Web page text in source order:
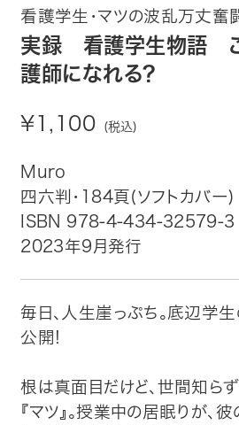
写真集
電子書籍
自費出版したい方
メディア紹介
お問い合わせ
画像・文章の使用について
看護学生・マツの波乱万丈奮
実録 看護学生物語
護師になれる?
¥1,100 (税込)
Muro
四六判・184頁(ソフトカバー)
ISBN 978-4-434-32579-3
2023年9月発行
毎日、人生崖っぷち。底辺学
公開!
根は真面目だけど、世間知ら
『マツ』。授業中の居眠りが、